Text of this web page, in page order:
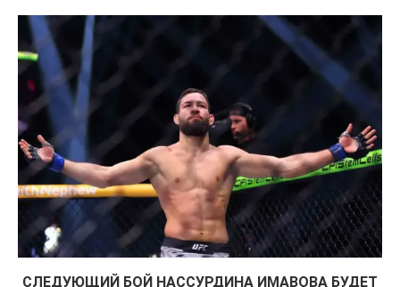
СЛЕДУЮЩИЙ БОЙ НАССУРДИНА ИМАВОВА БУДЕТ